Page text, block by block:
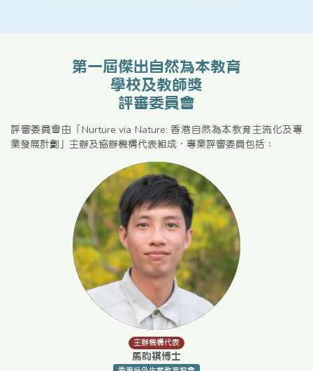
第一屆傑出自然為本教育
學校及教師獎
評審委員會
評審委員會由「Nurture via Nature: 香港自然為本教育主流化及專
業發展計劃」主辦及協辦機構代表組成，專業評審委員包括：
主辦機構代表
馬昀祺博士